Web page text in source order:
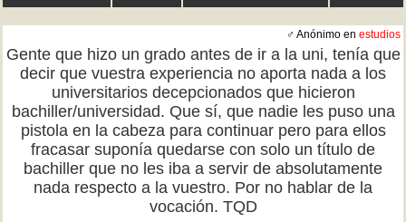
♂ Anónimo en estudios
Gente que hizo un grado antes de ir a la uni, tenía que
decir que vuestra experiencia no aporta nada a los
universitarios decepcionados que hicieron
bachiller/universidad. Que sí, que nadie les puso una
pistola en la cabeza para continuar pero para ellos
fracasar suponía quedarse con solo un título de
bachiller que no les iba a servir de absolutamente
nada respecto a la vuestro. Por no hablar de la
vocación. TQD